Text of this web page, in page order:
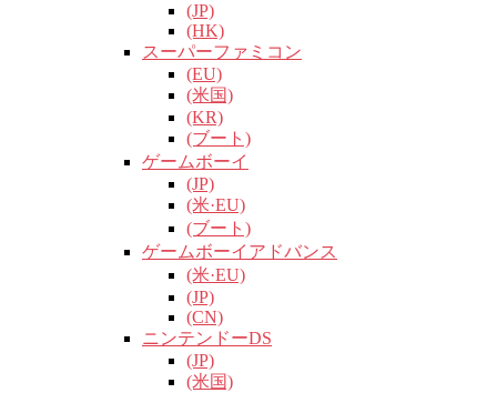
(JP)
(HK)
スーパーファミコン
(EU)
(米国)
(KR)
(ブート)
ゲームボーイ
(JP)
(米·EU)
(ブート)
ゲームボーイアドバンス
(米·EU)
(JP)
(CN)
ニンテンドーDS
(JP)
(米国)